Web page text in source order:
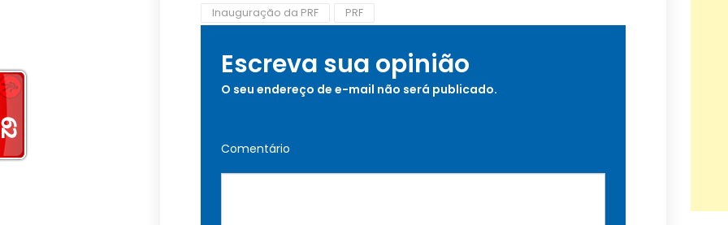
Inauguração da PRF PRF
Escreva sua opinião
O seu endereço de e-mail não será publicado.
Comentário